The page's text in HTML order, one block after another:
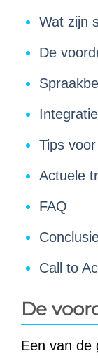
Wat zijn
De
Tips
Actuele
FAQ
Call to
De
Een van de